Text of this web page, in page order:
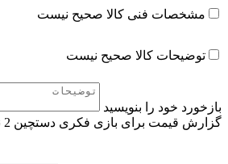
مشخصات فنی کالا صحیح نیست
توضیحات کالا صحیح نیست
بازخورد خود را بنویسید
گزارش قیمت برای بازی فکری دستچین 2 نفره بازیتا 48